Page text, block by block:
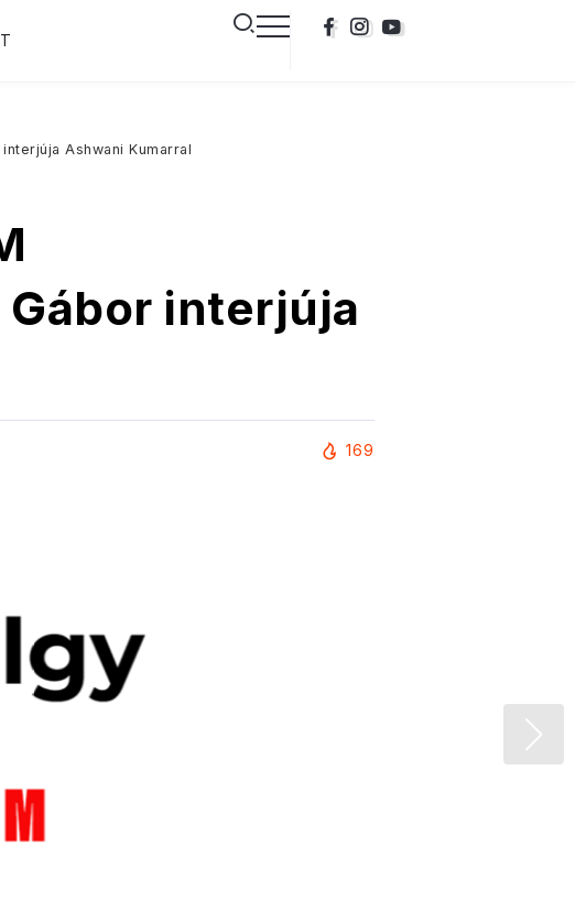
interjúja Ashwani Kumarral
Gábor interjúja
169